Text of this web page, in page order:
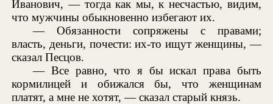
Иванович, — тогда как мы, к несчастью, видим,
что мужчины обыкновенно избегают их.
— Обязанности сопряжены с правами;
власть, деньги, почести: их-то ищут женщины, —
сказал Песцов.
— Все равно, что я бы искал права быть
кормилицей и обижался бы, что женщинам
платят, а мне не хотят, — сказал старый князь.